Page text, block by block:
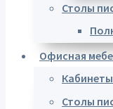
Столы
Офисная
Столы